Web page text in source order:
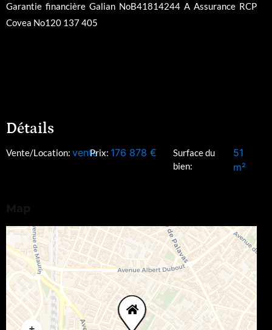
Garantie financière Galian NoB41814244 A Assurance RCP
Covea No120 137 405
Détails
Vente/Location: ventePrix: 176 878 €
Surface du
bien:
51
m²